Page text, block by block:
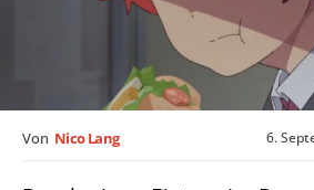
6.
Von Nico Lang